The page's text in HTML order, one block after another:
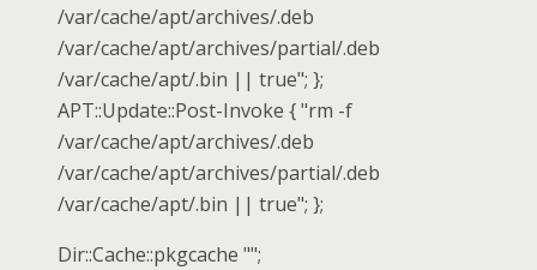
/var/cache/apt/archives/.deb
/var/cache/apt/archives/partial/.deb
/var/cache/apt/.bin || true"; };
APT::Update::Post-Invoke { "rm -f
/var/cache/apt/archives/.deb
/var/cache/apt/archives/partial/.deb
/var/cache/apt/.bin || true"; };
Dir::Cache::pkgcache "";